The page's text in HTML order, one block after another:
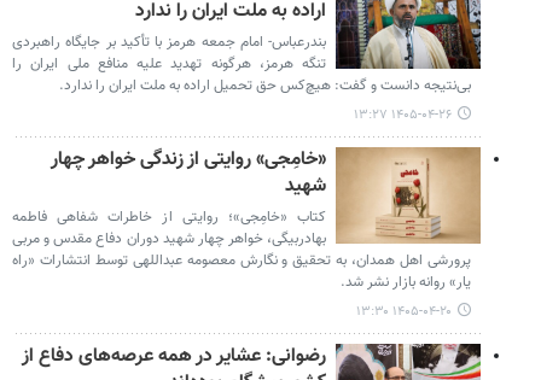
اراده به ملت ایران را ندارد
بندرعباس- امام جمعه هرمز با تأکید بر جایگاه راهبردی
تنگه هرمز، هرگونه تهدید علیه منافع ملی ایران را
بی‌نتیجه دانست و گفت: هیچ‌کس حق تحمیل اراده به ملت ایران را ندارد.
۱۴۰۵-۰۴-۲۶ ۱۳:۲۷
«خامِجی» روایتی از زندگی خواهر چهار
شهید
کتاب «خامِجی»؛ روایتی از خاطرات شفاهی فاطمه
بهادربیگی، خواهر چهار شهید دوران دفاع مقدس و مربی
پرورشی اهل همدان، به تحقیق و نگارش معصومه عبداللهی توسط انتشارات «راه
یار» روانه بازار نشر شد.
۱۴۰۵-۰۴-۲۰ ۱۳:۳۰
رضوانی: عشایر در همه عرصه‌های دفاع از